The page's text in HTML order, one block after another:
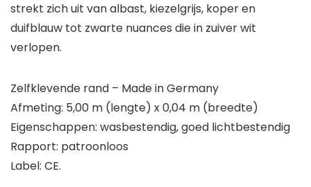
strekt zich uit van albast, kiezelgrijs, koper en
duifblauw tot zwarte nuances die in zuiver wit
verlopen.
Zelfklevende rand – Made in Germany
Afmeting: 5,00 m (lengte) x 0,04 m (breedte)
Eigenschappen: wasbestendig, goed lichtbestendig
Rapport: patroonloos
Label: CE.